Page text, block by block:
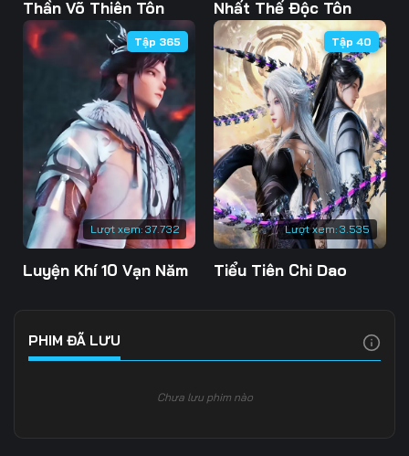
Tập 103 Tập 104 Tập 105
Tập 106 Tập 107 Tập 108
Tập 109 Tập 110 Tập 111
Tập 112 Tập 113 Tập 114
Tập 115 Tập 116 Tập 117
Tập 118 Tập 119 Tập 120
Tập 121 Tập 122 Tập 123
Tập 134
Thần Võ Thiên Tôn Nhất Thế Độc Tôn
Lượt xem: 37.732
Tập 365
Luyện Khí 10 Vạn Năm
Lượt xem: 3.535
Tập 40
Tiểu Tiên Chi Dao
PHIM ĐÃ LƯU
Chưa lưu phim nào